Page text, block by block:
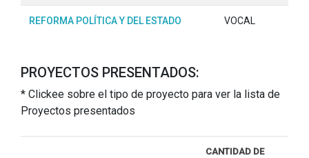
REFORMA POLÍTICA Y DEL ESTADO VOCAL
PROYECTOS PRESENTADOS:
* Clickee sobre el tipo de proyecto para ver la lista de
Proyectos presentados
CANTIDAD DE